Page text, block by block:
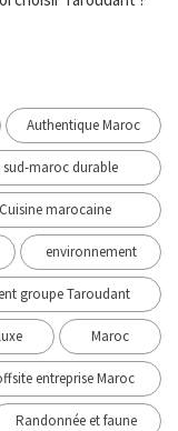
Authentique Maroc
sud-maroc durable
Cuisine marocaine
environnement
groupe Taroudant
Maroc
entreprise Maroc
Randonnée et faune